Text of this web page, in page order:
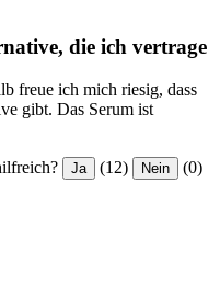
die ich vertrage
freue ich mich riesig, dass
gibt. Das Serum ist
Ja (12) Nein (0)